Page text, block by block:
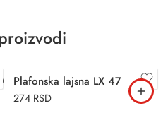
Plafonska lajsna LX 47
274 RSD